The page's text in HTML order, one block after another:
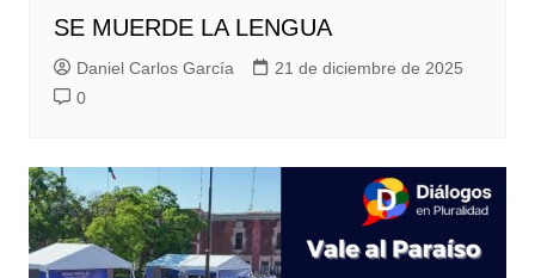
SE MUERDE LA LENGUA
Daniel Carlos García
21 de diciembre de 2025
0